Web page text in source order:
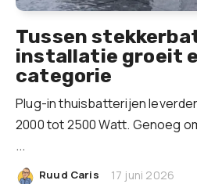
Tussen
installatie groeit
categorie
Plug-in thuisbatterijen
2000 tot 2500 Watt. Genoeg
...
Ruud Caris 17 juni 2026